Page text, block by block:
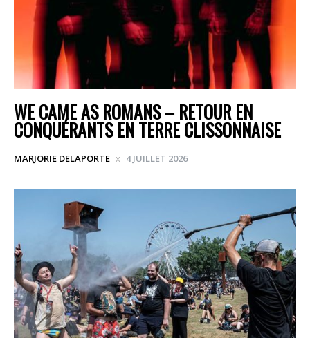
WE CAME AS ROMANS – RETOUR EN
CONQUÉRANTS EN TERRE CLISSONNAISE
MARJORIE DELAPORTE 4 JUILLET 2026